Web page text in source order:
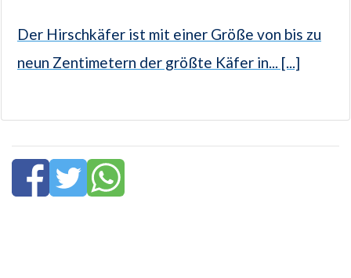
Der Hirschkäfer ist mit einer Größe von bis zu
neun Zentimetern der größte Käfer in... [...]